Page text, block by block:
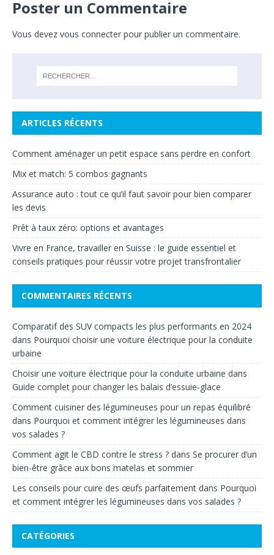
Poster un Commentaire
Vous devez vous connecter pour publier un commentaire.
ARTICLES RÉCENTS
Comment aménager un petit espace sans perdre en confort
Mix et match: 5 combos gagnants
Assurance auto : tout ce qu’il faut savoir pour bien comparer
les devis
Prêt à taux zéro: options et avantages
Vivre en France, travailler en Suisse : le guide essentiel et
conseils pratiques pour réussir votre projet transfrontalier
COMMENTAIRES RÉCENTS
Comparatif des SUV compacts les plus performants en 2024
dans Pourquoi choisir une voiture électrique pour la conduite
urbaine
Choisir une voiture électrique pour la conduite urbaine dans
Guide complet pour changer les balais d’essuie-glace
Comment cuisiner des légumineuses pour un repas équilibré
dans Pourquoi et comment intégrer les légumineuses dans
vos salades ?
Comment agit le CBD contre le stress ? dans Se procurer d’un
bien-être grâce aux bons matelas et sommier
Les conseils pour cuire des œufs parfaitement dans Pourquoi
et comment intégrer les légumineuses dans vos salades ?
CATÉGORIES